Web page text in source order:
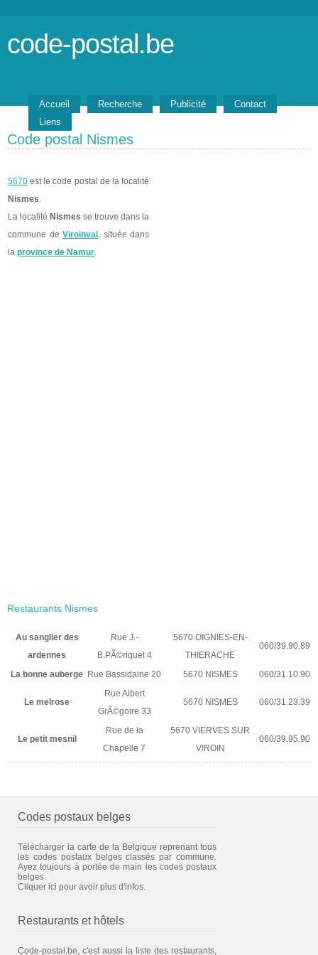
code-postal.be
Accueil Recherche Publicité
Contact
Liens
Code postal Nismes
5670 est le code postal de la localité
Nismes.
La localité Nismes se trouve dans la
commune de Viroinval , située dans
la province de Namur.
Restaurants Nismes
Au sanglier des
ardennes
Rue J.-
B.PÃ©riquet 4
5670 OIGNIES-EN-
THIERACHE
060/39.90.89
La bonne auberge Rue Bassidaine 20 5670 NISMES 060/31.10.90
Le melrose
Rue Albert
GrÃ©goire 33
5670 NISMES 060/31.23.39
Le petit mesnil
Rue de la
Chapelle 7
5670 VIERVES SUR
VIROIN
060/39.95.90
Codes postaux belges
Télécharger la carte de la Belgique reprenant tous
les codes postaux belges classés par commune.
Ayez toujours à portée de main les codes postaux
belges.
Cliquer ici pour avoir plus d'infos.
Restaurants et hôtels
Code-postal.be, c'est aussi la liste des restaurants,